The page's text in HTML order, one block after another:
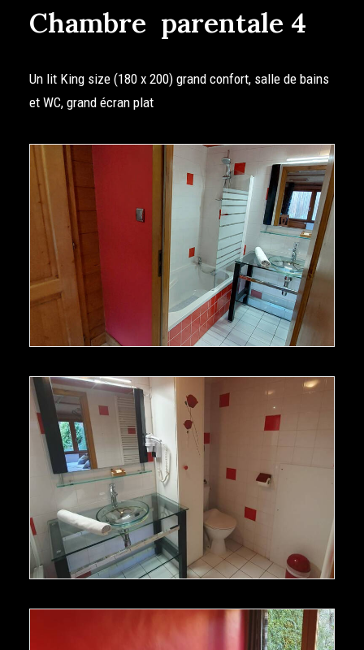
Chambre parentale 4
Un lit King size (180 x 200) grand confort, salle de bains
et WC, grand écran plat